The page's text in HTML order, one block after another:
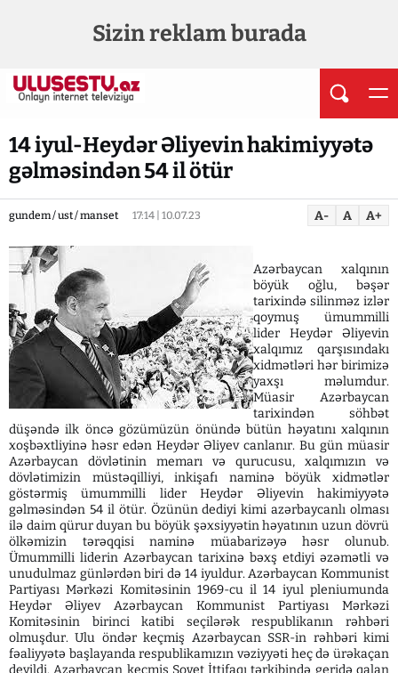
Sizin reklam burada
14 iyul-Heydər Əliyevin hakimiyyətə
gəlməsindən 54 il ötür
gundem / ust / manset 17:14 | 10.07.23 A- A A+
Azərbaycan xalqının
böyük oğlu, bəşər
tarixində silinməz izlər
qoymuş ümummilli
lider Heydər Əliyevin
xalqımız qarşısındakı
xidmətləri hər birimizə
yaxşı məlumdur.
Müasir Azərbaycan
tarixindən söhbət
düşəndə ilk öncə gözümüzün önündə bütün həyatını xalqının
xoşbəxtliyinə həsr edən Heydər Əliyev canlanır. Bu gün müasir
Azərbaycan dövlətinin memarı və qurucusu, xalqımızın və
dövlətimizin müstəqilliyi, inkişafı naminə böyük xidmətlər
göstərmiş ümummilli lider Heydər Əliyevin hakimiyyətə
gəlməsindən 54 il ötür. Özünün dediyi kimi azərbaycanlı olması
ilə daim qürur duyan bu böyük şəxsiyyətin həyatının uzun dövrü
ölkəmizin tərəqqisi naminə müabarizəyə həsr olunub.
Ümummilli liderin Azərbaycan tarixinə bəxş etdiyi əzəmətli və
unudulmaz günlərdən biri də 14 iyuldur. Azərbaycan Kommunist
Partiyası Mərkəzi Komitəsinin 1969-cu il 14 iyul pleniumunda
Heydər Əliyev Azərbaycan Kommunist Partiyası Mərkəzi
Komitəsinin birinci katibi seçilərək respublikanın rəhbəri
olmuşdur. Ulu öndər keçmiş Azərbaycan SSR-in rəhbəri kimi
fəaliyyətə başlayanda respublikamızın vəziyyəti heç də ürəkaçan
deyildi. Azərbaycan keçmiş Sovet İttifaqı tərkibində geridə qalan